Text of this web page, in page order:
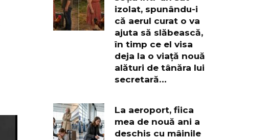
izolat, spunându-i
că aerul curat o va
ajuta să slăbească,
în timp ce el visa
deja la o viață nouă
alături de tânăra lui
secretară…
La aeroport, fiica
mea de nouă ani a
deschis cu mâinile